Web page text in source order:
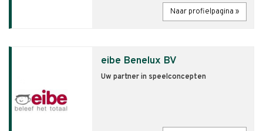
Naar profielpagina »
eibe Benelux BV
Uw partner in speelconcepten